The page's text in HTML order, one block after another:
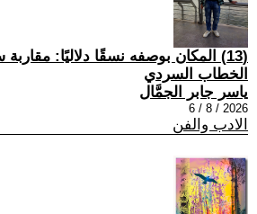
(13) المكان بوصفه نسقًا دلاليًا:
الخطاب السردي
ياسر جابر الجمَّال
2026 / 8 / 6
الادب والفن